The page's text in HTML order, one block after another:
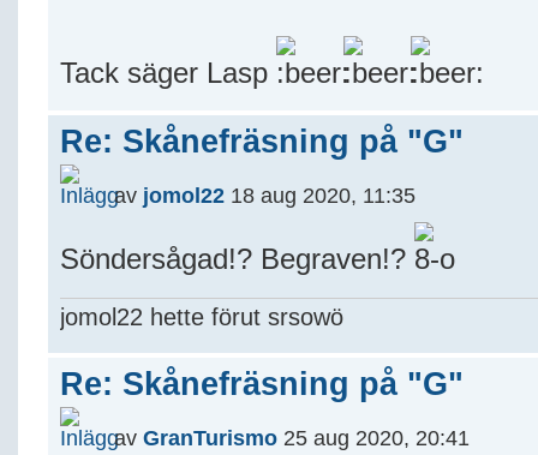
Tack säger Lasp
Re: Skånefräsning på "G"
av jomol22 18 aug 2020, 11:35
Söndersågad!? Begraven!?
jomol22 hette förut srsowö
Re: Skånefräsning på "G"
av GranTurismo 25 aug 2020, 20:41